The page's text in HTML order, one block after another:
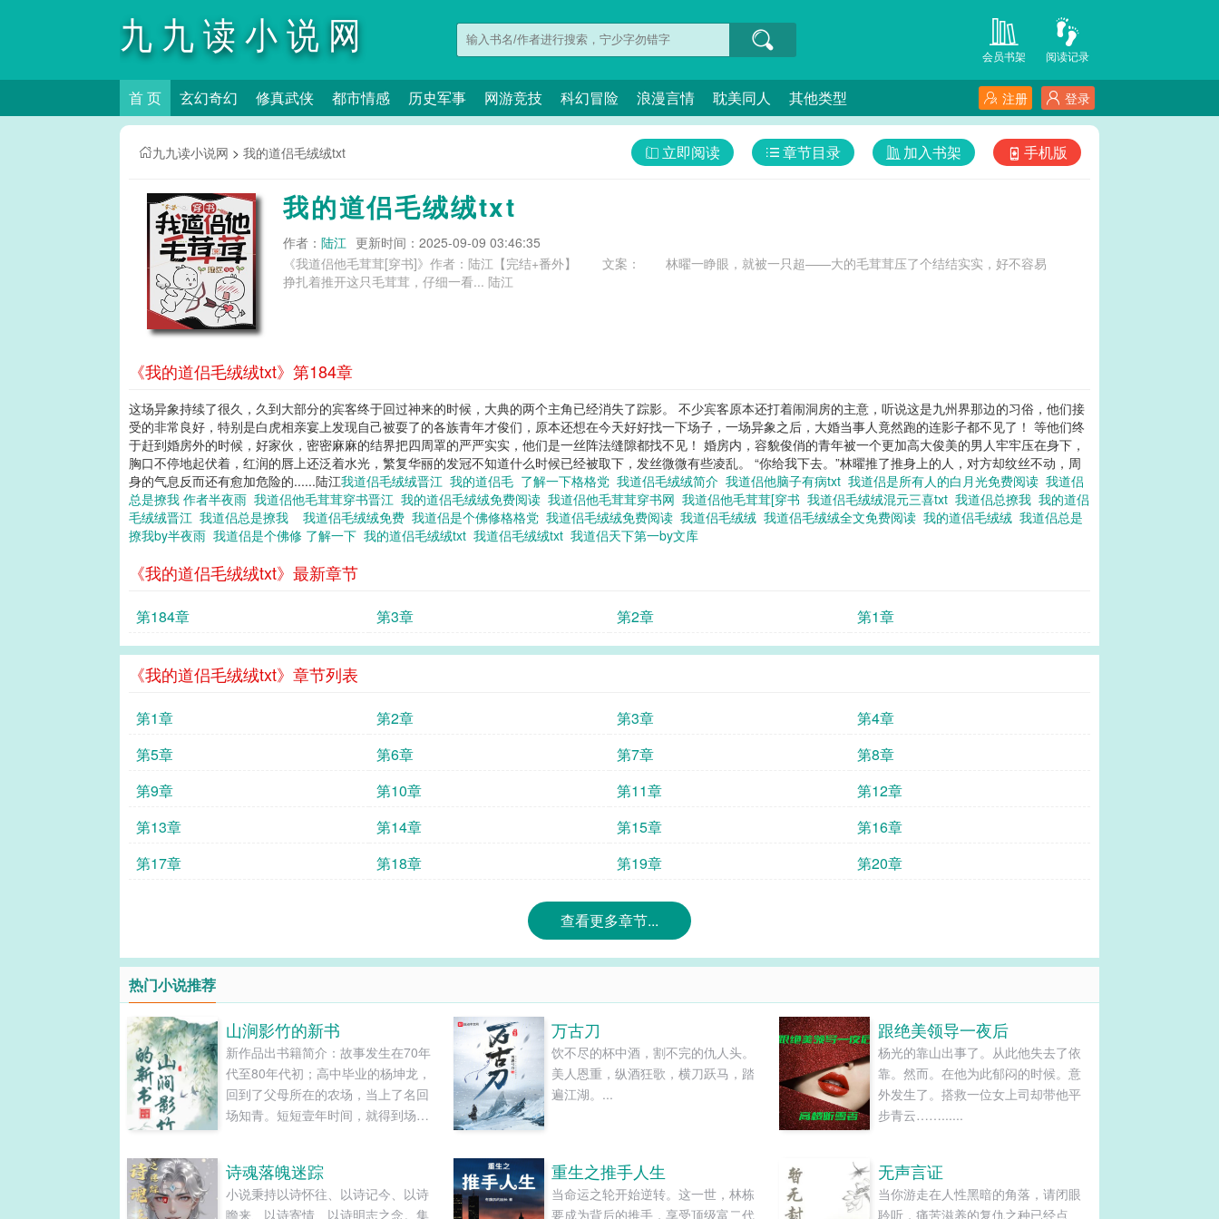
九九读小说网 阅读记录
会员书架
首 页 玄幻奇幻 修真武侠 都市情感 历史军事 网游竞技 科幻冒险 浪漫言情 耽美同人 其他类型 登录
注册
九九读小说网 > 我的道侣毛绒绒txt 手机版
加入书架
章节目录
立即阅读
我的道侣毛绒绒txt
作者： 陆江 更新时间：2025-09-09 03:46:35
《我道侣他毛茸茸[穿书]》作者：陆江【完结+番外】 文案： 林曜一睁眼，就被一只超——大的毛茸茸压了个结结实实，好不容易
挣扎着推开这只毛茸茸，仔细一看... 陆江
《我的道侣毛绒绒txt》第184章
这场异象持续了很久，久到大部分的宾客终于回过神来的时候，大典的两个主角已经消失了踪影。 不少宾客原本还打着闹洞房的主意，听说这是九州界那边的习俗，他们接
受的非常良好，特别是白虎相亲宴上发现自己被耍了的各族青年才俊们，原本还想在今天好好找一下场子，一场异象之后，大婚当事人竟然跑的连影子都不见了！ 等他们终
于赶到婚房外的时候，好家伙，密密麻麻的结界把四周罩的严严实实，他们是一丝阵法缝隙都找不见！ 婚房内，容貌俊俏的青年被一个更加高大俊美的男人牢牢压在身下，
胸口不停地起伏着，红润的唇上还泛着水光，繁复华丽的发冠不知道什么时候已经被取下，发丝微微有些凌乱。 “你给我下去。”林曜推了推身上的人，对方却纹丝不动，周
身的气息反而还有愈加危险的......陆江我道侣毛绒绒晋江 我的道侣毛 了解一下格格党 我道侣毛绒绒简介 我道侣他脑子有病txt 我道侣是所有人的白月光免费阅读 我道侣
总是撩我 作者半夜雨 我道侣他毛茸茸穿书晋江 我的道侣毛绒绒免费阅读 我道侣他毛茸茸穿书网 我道侣他毛茸茸[穿书 我道侣毛绒绒混元三喜txt 我道侣总撩我 我的道侣
毛绒绒晋江 我道侣总是撩我 我道侣毛绒绒免费 我道侣是个佛修格格党 我道侣毛绒绒免费阅读 我道侣毛绒绒 我道侣毛绒绒全文免费阅读 我的道侣毛绒绒 我道侣总是
撩我by半夜雨 我道侣是个佛修 了解一下 我的道侣毛绒绒txt 我道侣毛绒绒txt 我道侣天下第一by文库
《我的道侣毛绒绒txt》最新章节
第184章 第3章 第2章 第1章
《我的道侣毛绒绒txt》章节列表
第1章 第2章 第3章
第4章
第5章
第6章 第7章
第8章
第9章
第10章 第11章
第12章
第13章
第14章 第15章
第16章
第17章
第18章 第19章 第20章
查看更多章节...
热门小说推荐
山涧影竹的新书
新作品出书籍简介：故事发生在70年
代至80年代初；高中毕业的杨坤龙，
回到了父母所在的农场，当上了名回
场知青。短短壹年时间，就得到场组
研农业科学技术，考取了省农业厅颁
发的农民技术员证书，被县农业局聘
万古刀
饮不尽的杯中酒，割不完的仇人头。
美人恩重，纵酒狂歌，横刀跃马，踏
遍江湖。...
跟绝美领导一夜后
杨光的靠山出事了。从此他失去了依
靠。然而。在他为此郁闷的时候。意
外发生了。搭救一位女上司却带他平
步青云……......
诗魂落魄迷踪
小说秉持以诗怀往、以诗记今、以诗
瞻来、以诗寄情、以诗明志之念。集
重生之推手人生
当命运之轮开始逆转。这一世，林栋
要成为背后的推手，享受顶级富二代
无声言证
当你游走在人性黑暗的角落，请闭眼
聆听，痛苦滋养的复仇之种已经点